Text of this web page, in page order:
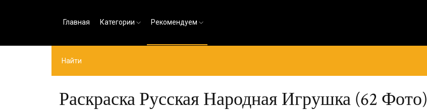
Главная Категории Рекомендуем
Раскраска Русская Народная Игрушка (62 Фото)